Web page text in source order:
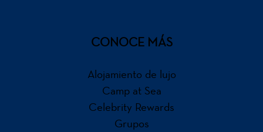
CONOCE MÁS
Alojamiento de lujo
Camp at Sea
Celebrity Rewards
Grupos